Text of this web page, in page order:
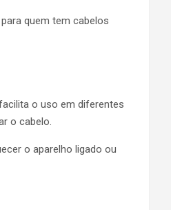
quem tem cabelos
o uso em diferentes
o cabelo.
o aparelho ligado ou